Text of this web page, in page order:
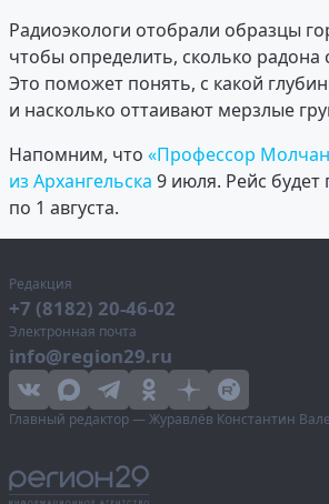
Радиоэкологи отобрали образцы
чтобы определить, сколько радона
Это поможет понять, с какой
и насколько оттаивают мерзлые
Напомним, что «Профессор
из Архангельска 9 июля. Рейс будет
по 1 августа.
Редакция
+7 (8182) 20-46-02
Электронная почта
info@region29.ru
Главный редактор — Журавлёв Константин